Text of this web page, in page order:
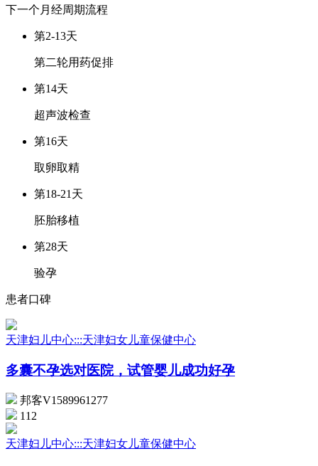
下一个月经周期流程
第2-13天
第二轮用药促排
第14天
超声波检查
第16天
取卵取精
第18-21天
胚胎移植
第28天
验孕
患者口碑
天津妇儿中心:::天津妇女儿童保健中心
多囊不孕选对医院，试管婴儿成功好孕
邦客V1589961277
112
天津妇儿中心:::天津妇女儿童保健中心